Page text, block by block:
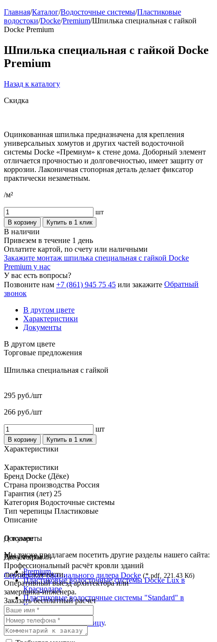
Главная/Каталог/Водосточные системы/Пластиковые
водостоки/Docke/Premium/Шпилька специальная с гайкой
Docke Premium
Шпилька специальная с гайкой Docke
Premium
Назад к каталогу
Скидка
Оцинкованная шпилька предназначена для крепления
универсальных хомутов и других частей водосточной
системы Docke «Премиум» к стене дома. Доборный элемент
отличается прочностью и долговечностью, имеет защиту от
коррозии. Лаконичная стопорная деталь делает фиксатор
практически незаметным.
/м²
шт
В корзину
Купить в 1 клик
В наличии
Привезем в течение 1 день
Оплатите картой, по счету или наличными
Закажите монтаж шпилька специальная с гайкой Docke
Premium у нас
У вас есть вопросы?
Позвоните нам +7 (861) 945 75 45 или закажите Обратный
звонок
В другом цвете
Характеристики
Документы
В другом цвете
Торговые предложения
Шпилька специальная с гайкой
295 руб./шт
266 руб./шт
шт
В корзину Купить в 1 клик
Характеристики
Характеристики
Бренд Docke (Дёке)
Страна производства Россия
Гарантия (лет) 25
Категория Водосточные системы
Тип черепицы Пластиковые
Описание
О товаре
Мы также предлагаем посетить другие разделы нашего сайта:
Premium
Пластиковые водосточные системы Docke Lux в
Краснодаре
Пластиковые водосточные системы "Standard" в
Краснодаре
Перейти наглавную страницу.
Документы
Документы
Сертификат официального дилера Docke (*.pdf, 221.43 Кб)
Расчёт кровли
Профессиональный расчёт кровли зданий
любой сложности.
Оперативный выезд архитектора или
замерщика-инженера.
Заказать бесплатный расчет